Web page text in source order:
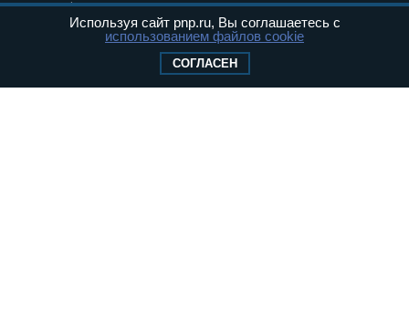
связи, информационных технологий и
массовых коммуникаций (Роскомнадзор) 05
Свидетельство о регистрации Эл № ФС77-
Используя сайт pnp.ru, Вы соглашаетесь с
использованием файлов cookie
СОГЛАСЕН